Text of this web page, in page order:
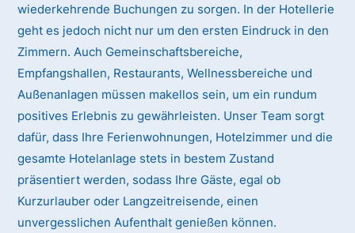
wiederkehrende Buchungen zu sorgen. In der Hotellerie
geht es jedoch nicht nur um den ersten Eindruck in den
Zimmern. Auch Gemeinschaftsbereiche,
Empfangshallen, Restaurants, Wellnessbereiche und
Außenanlagen müssen makellos sein, um ein rundum
positives Erlebnis zu gewährleisten. Unser Team sorgt
dafür, dass Ihre Ferienwohnungen, Hotelzimmer und die
gesamte Hotelanlage stets in bestem Zustand
präsentiert werden, sodass Ihre Gäste, egal ob
Kurzurlauber oder Langzeitreisende, einen
unvergesslichen Aufenthalt genießen können.